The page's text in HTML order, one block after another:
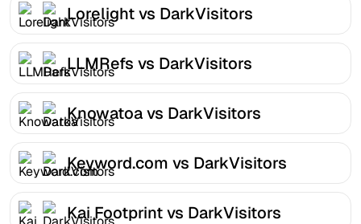
Lorelight vs DarkVisitors
LLMRefs vs DarkVisitors
Knowatoa vs DarkVisitors
Keyword.com vs DarkVisitors
Kai Footprint vs DarkVisitors